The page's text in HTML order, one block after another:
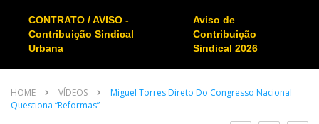
CONTRATO / AVISO -
Contribuição Sindical
Urbana
Aviso de
Contribuição
Sindical 2026
HOME VÍDEOS
Miguel Torres Direto Do Congresso Nacional
Questiona “reformas”